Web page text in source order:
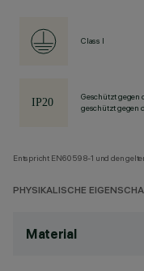
Class I
Geschützt gegen
geschützt gegen
Entspricht EN60598-1 und den
PHYSIKALISCHE
Material